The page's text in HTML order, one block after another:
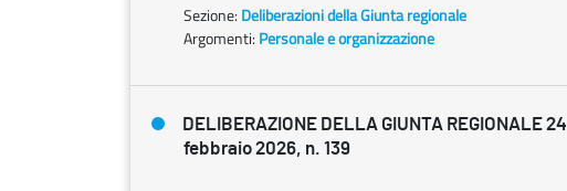
Sezione: Deliberazioni della Giunta regionale
Argomenti: Personale e organizzazione
DELIBERAZIONE DELLA GIUNTA REGIONALE 24
febbraio 2026, n. 139